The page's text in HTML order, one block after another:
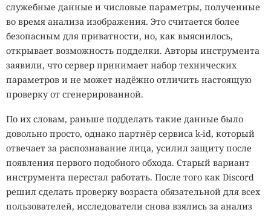
служебные данные и числовые параметры, полученные
во время анализа изображения. Это считается более
безопасным для приватности, но, как выяснилось,
открывает возможность подделки. Авторы инструмента
заявили, что сервер принимает набор технических
параметров и не может надёжно отличить настоящую
проверку от сгенерированной.
По их словам, раньше подделать такие данные было
довольно просто, однако партнёр сервиса k-id, который
отвечает за распознавание лица, усилил защиту после
появления первого подобного обхода. Старый вариант
инструмента перестал работать. После того как Discord
решил сделать проверку возраста обязательной для всех
пользователей, исследователи снова взялись за анализ